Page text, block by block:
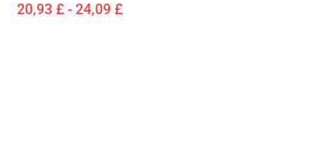
20,93 £ - 24,09 £